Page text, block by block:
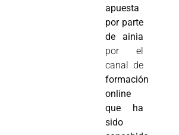
apuesta
por parte
de ainia
por el
canal de
formación
online
que ha
sido